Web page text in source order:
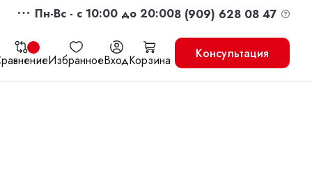
Пн-Вс - c 10:00 до 20:008 (909) 628 08 47
ИзбранноеВходКорзина Консультация